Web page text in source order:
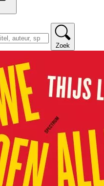
Zoek